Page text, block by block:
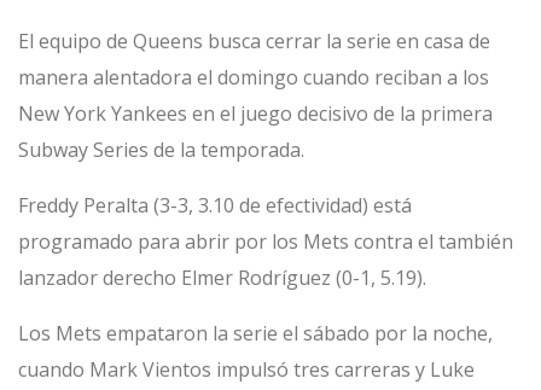
El equipo de Queens busca cerrar la serie en casa de
manera alentadora el domingo cuando reciban a los
New York Yankees en el juego decisivo de la primera
Subway Series de la temporada.
Freddy Peralta (3-3, 3.10 de efectividad) está
programado para abrir por los Mets contra el también
lanzador derecho Elmer Rodríguez (0-1, 5.19).
Los Mets empataron la serie el sábado por la noche,
cuando Mark Vientos impulsó tres carreras y Luke